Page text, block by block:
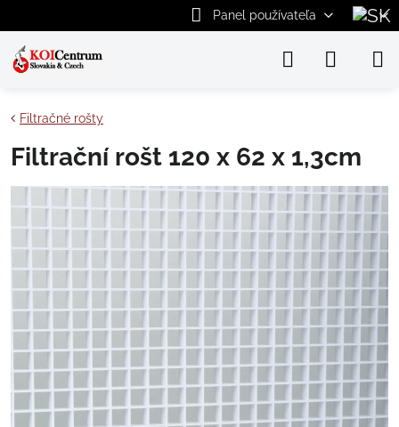
Panel používateľa
Filtračné rošty
Filtrační rošt 120 x 62 x 1,3cm